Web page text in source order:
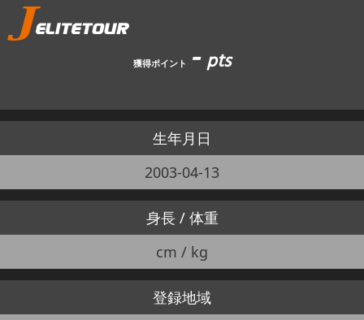
獲得ポイント -pts
生年月日
2003-04-13
身長 / 体重
cm / kg
登録地域